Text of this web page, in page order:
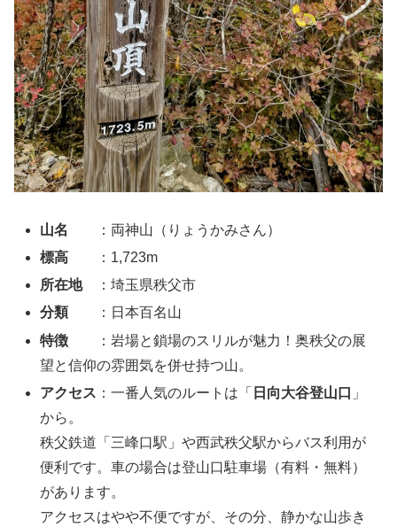
山名
：両神山（りょうかみさん）
標高 ：1,723m
所在地：埼玉県秩父市
分類：日本百名山
特徴 ：岩場と鎖場のスリルが魅力！奥秩父の展
望と信仰の雰囲気を併せ持つ山。
アクセス ：一番人気のルートは「 日向大谷登山口 」
から。
秩父鉄道「三峰口駅」や西武秩父駅からバス利用が
便利です。車の場合は登山口駐車場（有料・無料）
があります。
アクセスはやや不便ですが、その分、静かな山歩き